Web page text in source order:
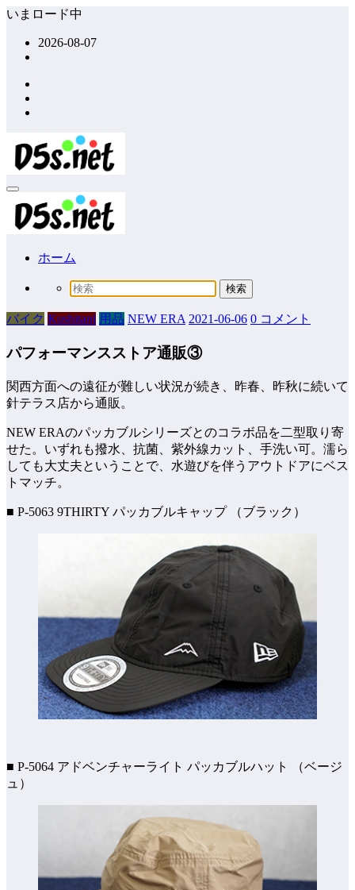
コ
ッ
プ
いまロード中
2026-08-07
ホーム
バイク Kushitani 用品 NEW ERA 2021-06-06 0 コメント
パフォーマンスストア通販③
関西方面への遠征が難しい状況が続き、昨春、昨秋に続いて
針テラス店から通販。
NEW ERAのパッカブルシリーズとのコラボ品を二型取り寄
せた。いずれも撥水、抗菌、紫外線カット、手洗い可。濡ら
しても大丈夫ということで、水遊びを伴うアウトドアにベス
トマッチ。
■ P-5063 9THIRTY パッカブルキャップ （ブラック）
■ P-5064 アドベンチャーライト パッカブルハット （ベージ
ュ）